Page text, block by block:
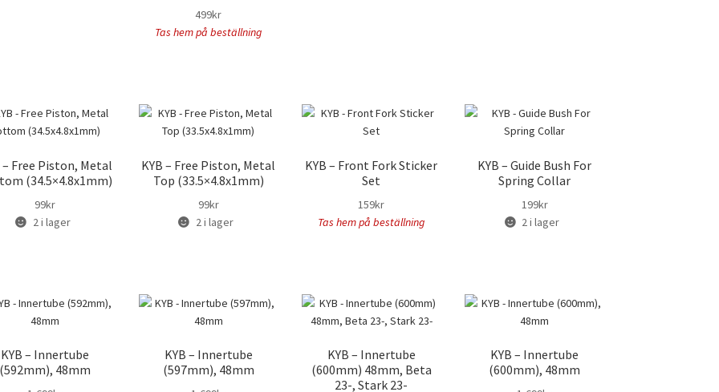
499kr
Tas hem på beställning
– Free Piston, Metal
(34.5×4.8x1mm)
99kr
2 i lager
KYB – Free Piston, Metal
Top (33.5×4.8x1mm)
99kr
2 i lager
KYB – Front Fork Sticker
Set
159kr
Tas hem på beställning
KYB – Guide Bush For
Spring Collar
199kr
2 i lager
KYB – Innertube
(592mm), 48mm
KYB – Innertube
(597mm), 48mm
KYB – Innertube
(600mm) 48mm, Beta
23-, Stark 23-
KYB – Innertube
(600mm), 48mm